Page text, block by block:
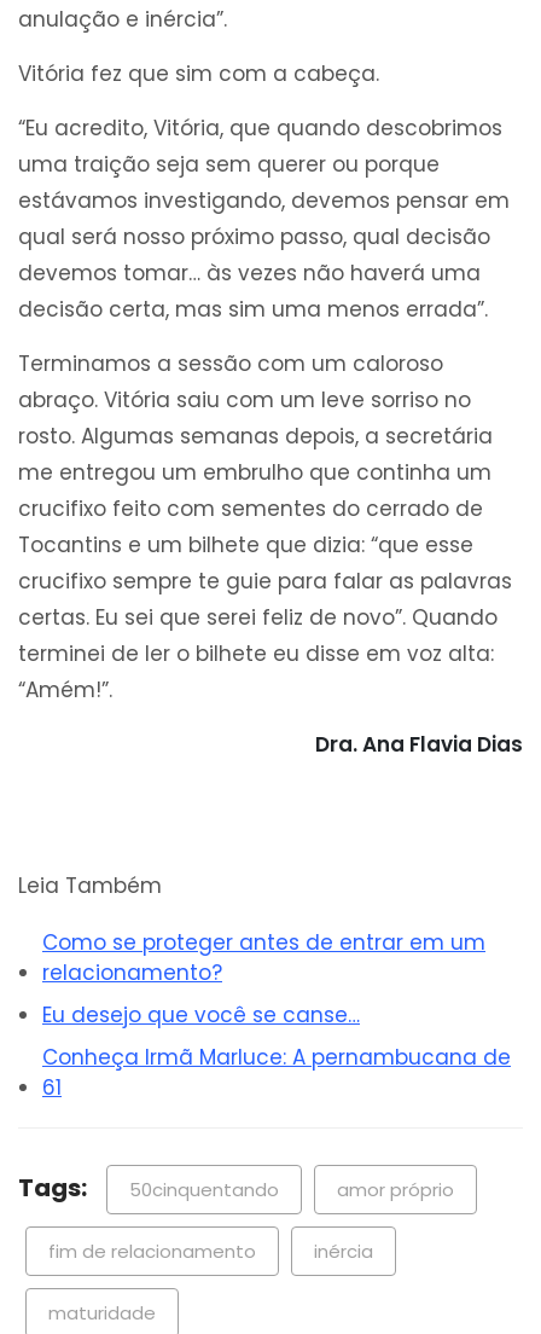
anulação e inércia”.
Vitória fez que sim com a cabeça.
“Eu acredito, Vitória, que quando descobrimos
uma traição seja sem querer ou porque
estávamos investigando, devemos pensar em
qual será nosso próximo passo, qual decisão
devemos tomar… às vezes não haverá uma
decisão certa, mas sim uma menos errada”.
Terminamos a sessão com um caloroso
abraço. Vitória saiu com um leve sorriso no
rosto. Algumas semanas depois, a secretária
me entregou um embrulho que continha um
crucifixo feito com sementes do cerrado de
Tocantins e um bilhete que dizia: “que esse
crucifixo sempre te guie para falar as palavras
certas. Eu sei que serei feliz de novo”. Quando
terminei de ler o bilhete eu disse em voz alta:
“Amém!”.
Dra. Ana Flavia Dias
Leia Também
Como se proteger antes de entrar em um
relacionamento?
Eu desejo que você se canse…
Conheça Irmã Marluce: A pernambucana de
61
Tags: 50cinquentando amor próprio
fim de relacionamento inércia
maturidade